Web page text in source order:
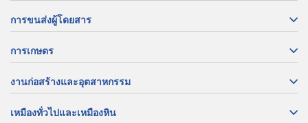
การขนส่งผู้โดยสาร
การเกษตร
งานก่อสร้างและอุตสาหกรรม
เหมืองทั่วไปและเหมืองหิน